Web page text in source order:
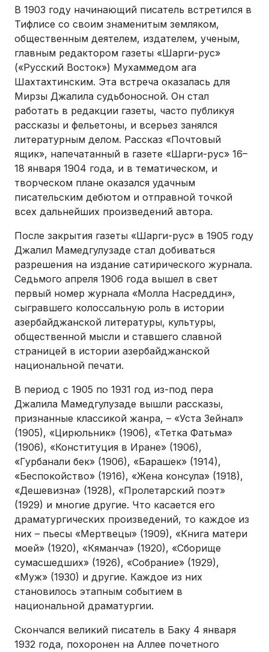
В 1903 году начинающий писатель встретился в
Тифлисе со своим знаменитым земляком,
общественным деятелем, издателем, ученым,
главным редактором газеты «Шарги-рус»
(«Русский Восток») Мухаммедом ага
Шахтахтинским. Эта встреча оказалась для
Мирзы Джалила судьбоносной. Он стал
работать в редакции газеты, часто публикуя
рассказы и фельетоны, и всерьез занялся
литературным делом. Рассказ «Почтовый
ящик», напечатанный в газете «Шарги-рус» 16–
18 января 1904 года, и в тематическом, и
творческом плане оказался удачным
писательским дебютом и отправной точкой
всех дальнейших произведений автора.
После закрытия газеты «Шарги-рус» в 1905 году
Джалил Мамедгулузаде стал добиваться
разрешения на издание сатирического журнала.
Седьмого апреля 1906 года вышел в свет
первый номер журнала «Молла Насреддин»,
сыгравшего колоссальную роль в истории
азербайджанской литературы, культуры,
общественной мысли и ставшего славной
страницей в истории азербайджанской
национальной печати.
В период с 1905 по 1931 год из-под пера
Джалила Мамедгулузаде вышли рассказы,
признанные классикой жанра, – «Уста Зейнал»
(1905), «Цирюльник» (1906), «Тетка Фатьма»
(1906), «Конституция в Иране» (1906),
«Гурбанали бек» (1906), «Барашек» (1914),
«Беспокойство» (1916), «Жена консула» (1918),
«Дешевизна» (1928), «Пролетарский поэт»
(1929) и многие другие. Что касается его
драматургических произведений, то каждое из
них – пьесы «Мертвецы» (1909), «Книга матери
моей» (1920), «Кяманча» (1920), «Сборище
сумасшедших» (1926), «Собрание» (1929),
«Муж» (1930) и другие. Каждое из них
становилось этапным событием в
национальной драматургии.
Скончался великий писатель в Баку 4 января
1932 года, похоронен на Аллее почетного